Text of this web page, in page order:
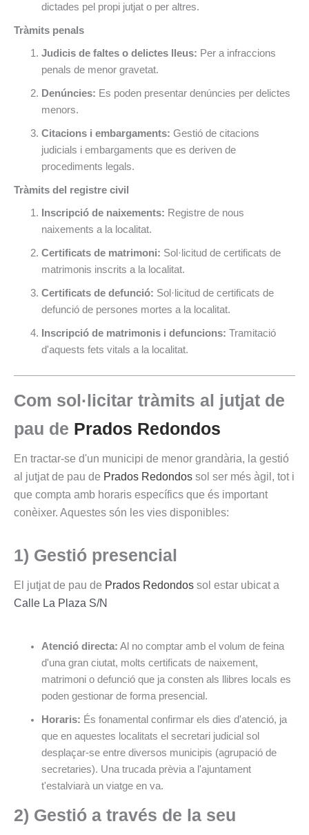
dictades pel propi jutjat o per altres.
Tràmits penals
Judicis de faltes o delictes lleus: Per a infraccions
penals de menor gravetat.
Denúncies: Es poden presentar denúncies per delictes
menors.
Citacions i embargaments: Gestió de citacions
judicials i embargaments que es deriven de
procediments legals.
Tràmits del registre civil
Inscripció de naixements: Registre de nous
naixements a la localitat.
Certificats de matrimoni: Sol·licitud de certificats de
matrimonis inscrits a la localitat.
Certificats de defunció: Sol·licitud de certificats de
defunció de persones mortes a la localitat.
Inscripció de matrimonis i defuncions: Tramitació
d'aquests fets vitals a la localitat.
Com sol·licitar tràmits al jutjat de
pau de Prados Redondos
En tractar-se d'un municipi de menor grandària, la gestió
al jutjat de pau de Prados Redondos sol ser més àgil, tot i
que compta amb horaris específics que és important
conèixer. Aquestes són les vies disponibles:
1) Gestió presencial
El jutjat de pau de Prados Redondos sol estar ubicat a
Calle La Plaza S/N
Atenció directa: Al no comptar amb el volum de feina
d'una gran ciutat, molts certificats de naixement,
matrimoni o defunció que ja consten als llibres locals es
poden gestionar de forma presencial.
Horaris: És fonamental confirmar els dies d'atenció, ja
que en aquestes localitats el secretari judicial sol
desplaçar-se entre diversos municipis (agrupació de
secretaries). Una trucada prèvia a l'ajuntament
t'estalviarà un viatge en va.
2) Gestió a través de la seu